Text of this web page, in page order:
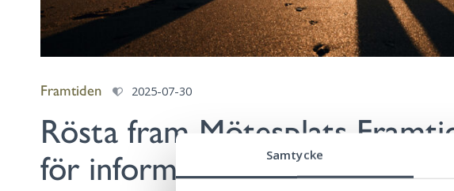
Samtycke
Framtiden 2025-07-30
Rösta fram Mötesplats
för informella samtal om vår